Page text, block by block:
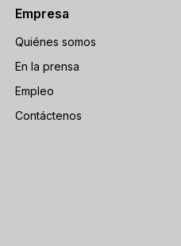
Empresa
Quiénes somos
En la prensa
Empleo
Contáctenos